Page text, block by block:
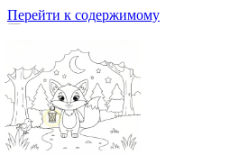
Перейти к содержимому